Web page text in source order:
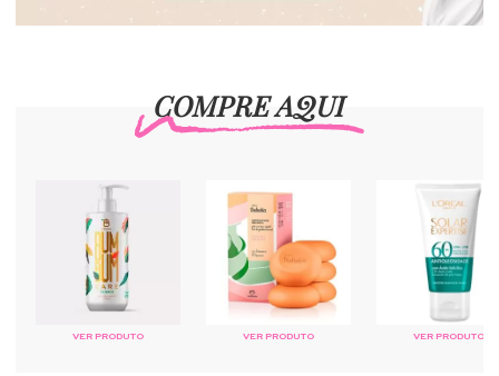
COMPRE AQUI
VER PRODUTO VER PRODUTO VER PRODUTO